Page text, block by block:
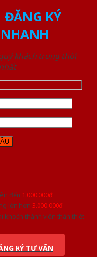
ĐĂNG KÝ
khách trong thời
đến 1.000.000đ
lớn hơn 3.000.000đ
khoản thành viên thân thiết
KÝ TƯ VẤN